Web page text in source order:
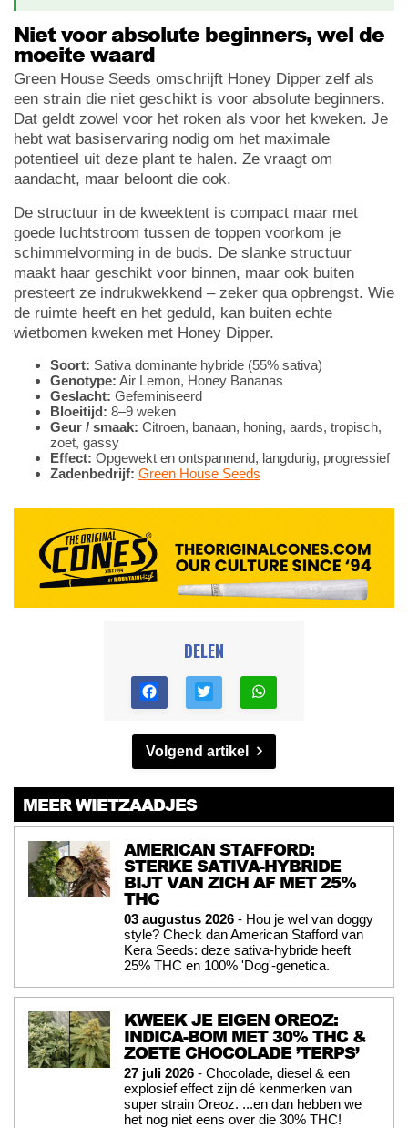
Niet voor absolute beginners, wel de
moeite waard
Green House Seeds omschrijft Honey Dipper zelf als
een strain die niet geschikt is voor absolute beginners.
Dat geldt zowel voor het roken als voor het kweken. Je
hebt wat basiservaring nodig om het maximale
potentieel uit deze plant te halen. Ze vraagt om
aandacht, maar beloont die ook.
De structuur in de kweektent is compact maar met
goede luchtstroom tussen de toppen voorkom je
schimmelvorming in de buds. De slanke structuur
maakt haar geschikt voor binnen, maar ook buiten
presteert ze indrukwekkend – zeker qua opbrengst. Wie
de ruimte heeft en het geduld, kan buiten echte
wietbomen kweken met Honey Dipper.
Soort: Sativa dominante hybride (55% sativa)
Genotype: Air Lemon, Honey Bananas
Geslacht: Gefeminiseerd
Bloeitijd: 8–9 weken
Geur / smaak: Citroen, banaan, honing, aards, tropisch,
zoet, gassy
Effect: Opgewekt en ontspannend, langdurig, progressief
Zadenbedrijf: Green House Seeds
DELEN
Volgend artikel
MEER WIETZAADJES
AMERICAN STAFFORD:
STERKE SATIVA-HYBRIDE
BIJT VAN ZICH AF MET 25%
THC
03 augustus 2026 - Hou je wel van doggy
style? Check dan American Stafford van
Kera Seeds: deze sativa-hybride heeft
25% THC en 100% 'Dog'-genetica.
KWEEK JE EIGEN OREOZ:
INDICA-BOM MET 30% THC &
ZOETE CHOCOLADE ’TERPS’
27 juli 2026 - Chocolade, diesel & een
explosief effect zijn dé kenmerken van
super strain Oreoz. ...en dan hebben we
het nog niet eens over die 30% THC!